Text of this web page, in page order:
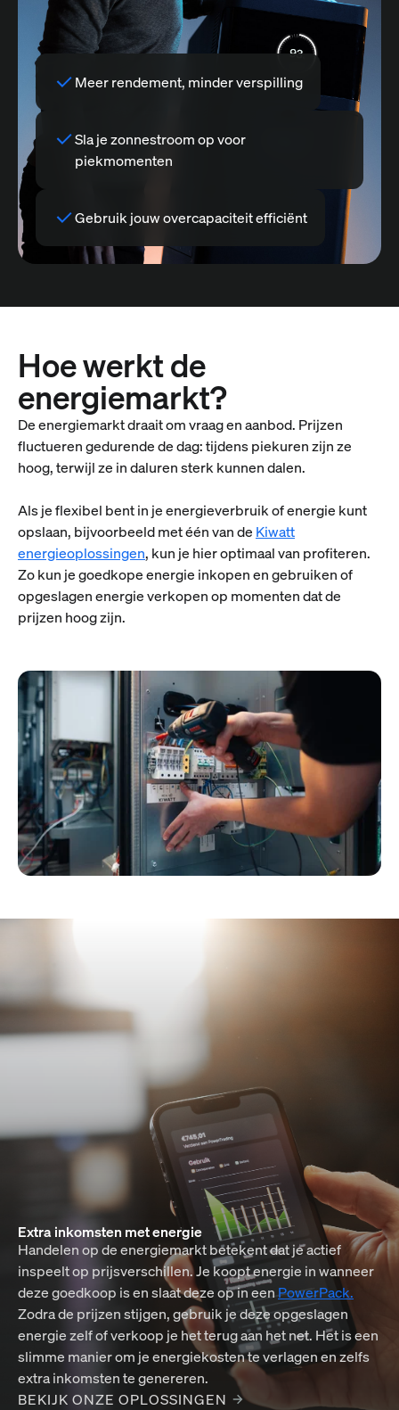
Meer rendement, minder verspilling
Sla je zonnestroom op voor
piekmomenten
Gebruik jouw overcapaciteit efficiënt
Hoe werkt de
energiemarkt?
De energiemarkt draait om vraag en aanbod. Prijzen
fluctueren gedurende de dag: tijdens piekuren zijn ze
hoog, terwijl ze in daluren sterk kunnen dalen.
Als je flexibel bent in je energieverbruik of energie kunt
opslaan, bijvoorbeeld met één van de Kiwatt
energieoplossingen, kun je hier optimaal van profiteren.
Zo kun je goedkope energie inkopen en gebruiken of
opgeslagen energie verkopen op momenten dat de
prijzen hoog zijn.
Extra inkomsten met energie
Handelen op de energiemarkt betekent dat je actief
inspeelt op prijsverschillen. Je koopt energie in wanneer
deze goedkoop is en slaat deze op in eenPowerPack.
Zodra de prijzen stijgen, gebruik je deze opgeslagen
energie zelf of verkoop je het terug aan het net. Het is een
slimme manier om je energiekosten te verlagen en zelfs
extra inkomsten te genereren.
BEKIJK ONZE OPLOSSINGEN